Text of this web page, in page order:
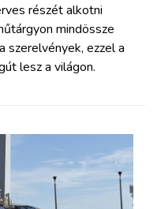
részét alkotni
mindössze
szerelvények, ezzel a
lesz a világon.